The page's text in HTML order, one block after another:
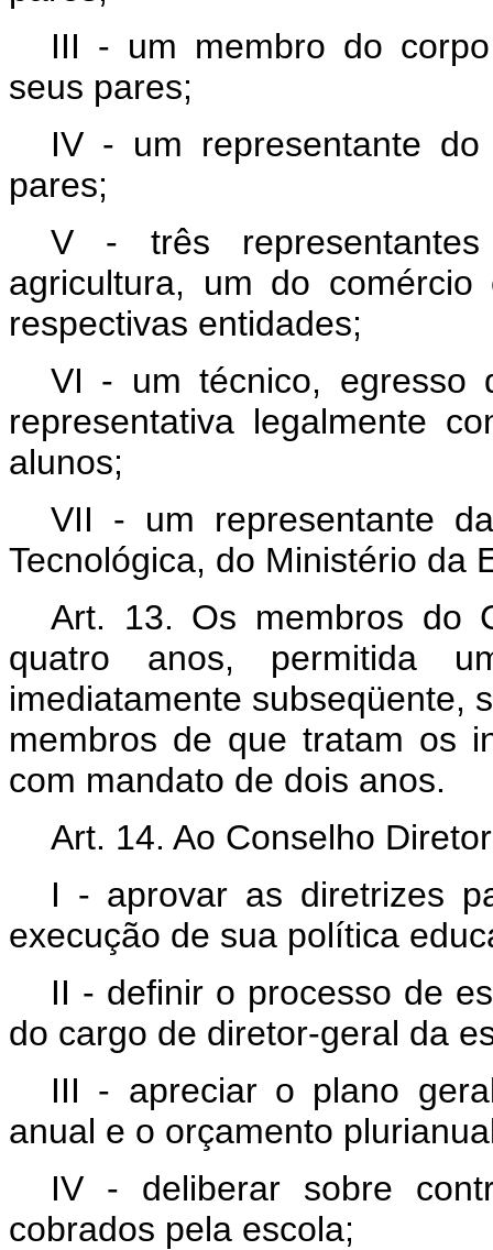
III - um membro do
seus pares;
IV - um representante
pares;
V - três
agricultura, um do
respectivas entidades;
VI - um técnico, egresso
representativa legalmente
alunos;
VII - um representante
Tecnológica, do Ministério da
Art. 13. Os membros do
quatro anos, permitida
imediatamente subseqüente,
membros de que tratam os
com mandato de dois anos.
Art. 14. Ao Conselho
I - aprovar as diretrizes
execução de sua política
II - definir o processo de
do cargo de diretor-geral da
III - apreciar o plano
anual e o orçamento
IV - deliberar sobre
cobrados pela escola;